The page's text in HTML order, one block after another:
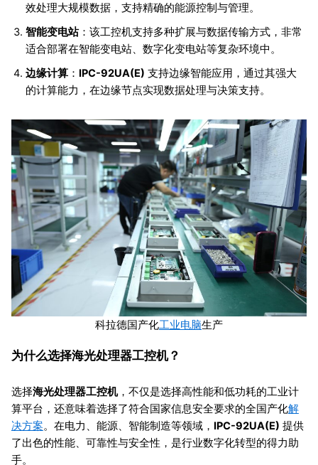
效处理大规模数据，支持精确的能源控制与管理。
智能变电站：该工控机支持多种扩展与数据传输方式，非常
适合部署在智能变电站、数字化变电站等复杂环境中。
边缘计算： IPC-92UA(E) 支持边缘智能应用，通过其强大
的计算能力，在边缘节点实现数据处理与决策支持。
科拉德国产化工业电脑生产
为什么选择海光处理器工控机？
选择海光处理器工控机，不仅是选择高性能和低功耗的工业计
算平台，还意味着选择了符合国家信息安全要求的全国产化解
决方案。在电力、能源、智能制造等领域， IPC-92UA(E) 提供
了出色的性能、可靠性与安全性，是行业数字化转型的得力助
手。